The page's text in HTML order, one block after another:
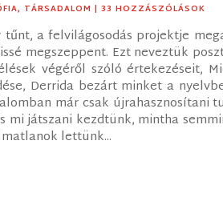
, TÁRSADALOM | 33 HOZZÁSZÓLÁSOK
a felvilágosodás projektje
megszeppent. Ezt neveztük
végéről szóló értekezéseit,
Derrida bezárt minket a
már csak újrahasznosítani
mi játszani kezdtünk, mintha
lettünk...